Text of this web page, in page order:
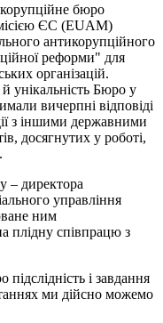
бюро
ЄС (EUAM)
антикорупційного
реформи" для
організацій.
унікальність Бюро у
вичерпні відповіді
з іншими державними
досягнутих у роботі,
– директора
управління
ним
плідну співпрацю з
і завдання
ми дійсно можемо